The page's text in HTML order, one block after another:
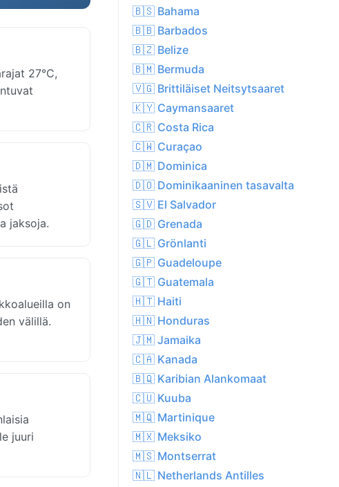
27°C,
jaksoja.
on
välillä.
juuri
🇧🇸 Bahama
🇧🇧 Barbados
🇧🇿 Belize
🇧🇲 Bermuda
🇻🇬 Brittiläiset Neitsytsaaret
🇰🇾 Caymansaaret
🇨🇷 Costa Rica
🇨🇼 Curaçao
🇩🇲 Dominica
🇩🇴 Dominikaaninen tasavalta
🇸🇻 El Salvador
🇬🇩 Grenada
🇬🇱 Grönlanti
🇬🇵 Guadeloupe
🇬🇹 Guatemala
🇭🇹 Haiti
🇭🇳 Honduras
🇯🇲 Jamaika
🇨🇦 Kanada
🇧🇶 Karibian Alankomaat
🇨🇺 Kuuba
🇲🇶 Martinique
🇲🇽 Meksiko
🇲🇸 Montserrat
🇳🇱 Netherlands Antilles